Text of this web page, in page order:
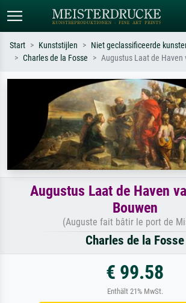
Zoek op kunstenaar, titel of stijl – bijv.
Monet, Sterrennacht, impressionisme,
Hokusai-golf, naakt.
Beschrijf de
weide,
Start Kunststijlen
Niet geclassificeerde
Charles de la Fosse
Augustus Laat de Haven
Augustus Laat de Haven
Bouwen
(Auguste fait bâtir le port de
Charles de la Fosse
€ 99.58
Enthält 21% MwSt.